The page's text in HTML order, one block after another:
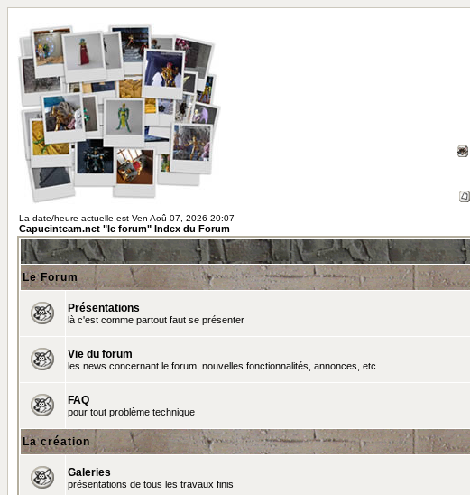
La date/heure actuelle est Ven Aoû 07, 2026 20:07
Capucinteam.net "le forum" Index du Forum
Le Forum
Présentations
là c'est comme partout faut se présenter
Vie du forum
les news concernant le forum, nouvelles fonctionnalités, annonces, etc
FAQ
pour tout problème technique
La création
Galeries
présentations de tous les travaux finis